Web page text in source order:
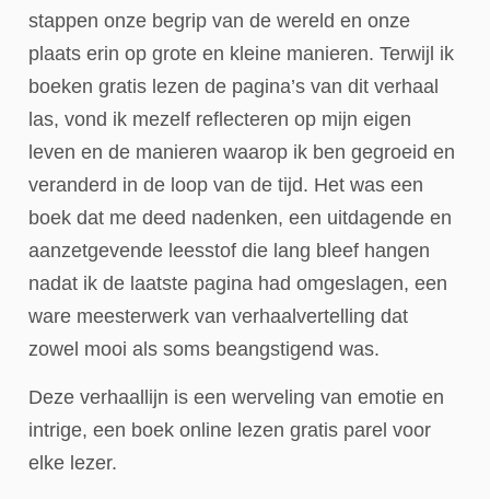
stappen onze begrip van de wereld en onze
plaats erin op grote en kleine manieren. Terwijl ik
boeken gratis lezen de pagina’s van dit verhaal
las, vond ik mezelf reflecteren op mijn eigen
leven en de manieren waarop ik ben gegroeid en
veranderd in de loop van de tijd. Het was een
boek dat me deed nadenken, een uitdagende en
aanzetgevende leesstof die lang bleef hangen
nadat ik de laatste pagina had omgeslagen, een
ware meesterwerk van verhaalvertelling dat
zowel mooi als soms beangstigend was.
Deze verhaallijn is een werveling van emotie en
intrige, een boek online lezen gratis parel voor
elke lezer.